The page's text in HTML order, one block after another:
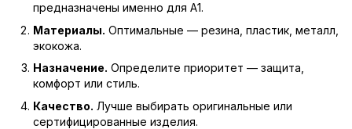
предназначены именно для A1.
Материалы. Оптимальные — резина, пластик, металл,
экокожа.
Назначение. Определите приоритет — защита,
комфорт или стиль.
Качество. Лучше выбирать оригинальные или
сертифицированные изделия.